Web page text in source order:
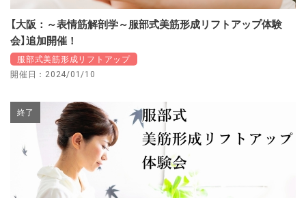
【大阪：～表情筋解剖学～服部式美筋形成リフトアップ体験
会】追加開催！
服部式美筋形成リフトアップ
開催日：2024/01/10
終了